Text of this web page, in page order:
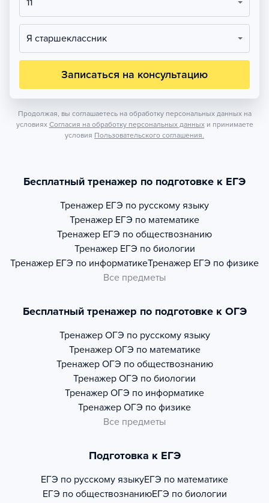
11
Я старшеклассник
Записаться на консультацию
Продолжая, вы соглашаетесь на обработку персональных данных на
условиях Согласия на обработку персональных данных и принимаете
условия Пользовательского соглашения.
Бесплатный тренажер по подготовке к ЕГЭ
Тренажер ЕГЭ по русскому языку
Тренажер ЕГЭ по математике
Тренажер ЕГЭ по обществознанию
Тренажер ЕГЭ по биологии
Тренажер ЕГЭ по информатикеТренажер ЕГЭ по физике
Все предметы
Бесплатный тренажер по подготовке к ОГЭ
Тренажер ОГЭ по русскому языку
Тренажер ОГЭ по математике
Тренажер ОГЭ по обществознанию
Тренажер ОГЭ по биологии
Тренажер ОГЭ по информатике
Тренажер ОГЭ по физике
Все предметы
Подготовка к ЕГЭ
ЕГЭ по русскому языкуЕГЭ по математике
ЕГЭ по обществознаниюЕГЭ по биологии